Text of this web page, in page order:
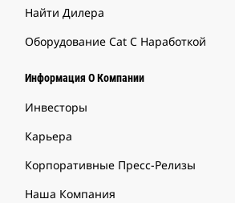
Найти Дилера
Оборудование Cat С Наработкой
Информация О Компании
Инвесторы
Карьера
Корпоративные Пресс-Релизы
Наша Компания